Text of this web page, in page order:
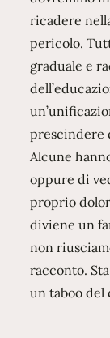
ricadere
pericolo.
graduale e
prescindere
Alcune
oppure di
proprio
diviene un
non
racconto.
un taboo del